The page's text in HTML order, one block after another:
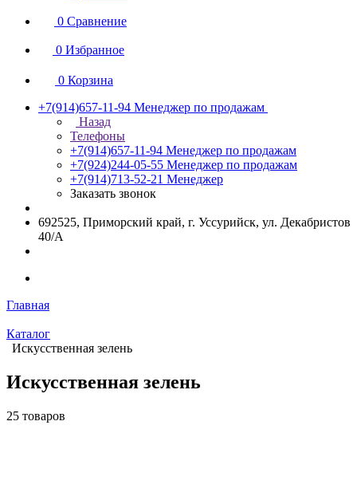
0 Сравнение
0 Избранное
0 Корзина
+7(914)657-11-94 Менеджер по продажам
Назад
Телефоны
+7(914)657-11-94 Менеджер по продажам
+7(924)244-05-55 Менеджер по продажам
+7(914)713-52-21 Менеджер
Заказать звонок
692525, Приморский край, г. Уссурийск, ул. Декабристов
40/А
Главная
Каталог
Искусственная зелень
Искусственная зелень
25 товаров